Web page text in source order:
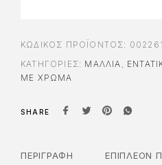
ΚΩΔΙΚΌΣ ΠΡΟΪΌΝΤΟΣ: 002261
ΚΑΤΗΓΟΡΊΕΣ: ΜΑΛΛΙΑ
ΜΕ ΧΡΏΜΑ
SHARE
ΠΕΡΙΓΡΑΦΉ ΕΠΙΠΛΈΟΝ